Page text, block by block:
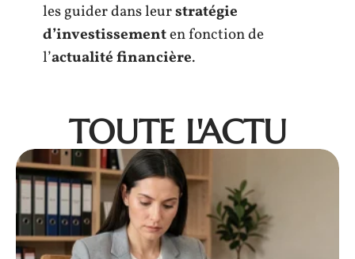
les guider dans leurstratégie
d’investissementen fonction de
l’actualité financière.
TOUTE L'ACTU